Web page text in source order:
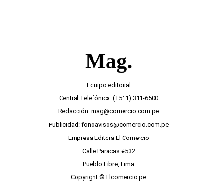
Equipo editorial
Central Telefónica: (+511) 311-6500
Redacción: mag@comercio.com.pe
Publicidad: fonoavisos@comercio.com.pe
Empresa Editora El Comercio
Calle Paracas #532
Pueblo Libre, Lima
Copyright © Elcomercio.pe